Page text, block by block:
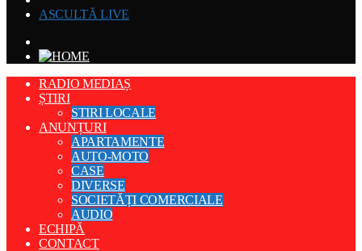
ASCULTĂ LIVE
RADIO MEDIAȘ
ȘTIRI
STIRI LOCALE
ANUNȚURI
APARTAMENTE
AUTO-MOTO
CASE
DIVERSE
SOCIETĂȚI COMERCIALE
AUDIO
ECHIPĂ
CONTACT